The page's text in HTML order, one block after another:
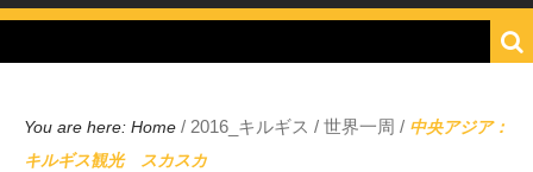
You are here: Home / 2016_キルギス / 世界一周 / 中央アジア：
キルギス観光 スカスカ